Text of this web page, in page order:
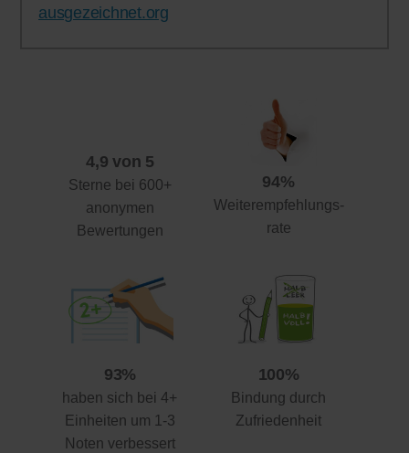
ausgezeichnet.org
4,9 von 5
Sterne bei 600+
anonymen
Bewertungen
94%
Weiterempfehlungs-
rate
93%
haben sich bei 4+
Einheiten um 1-3
Noten verbessert
100%
Bindung durch
Zufriedenheit